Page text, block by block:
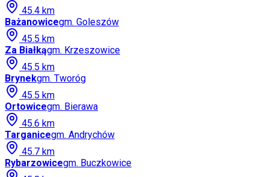
45.4 km
Bażanowicegm. Goleszów
45.5 km
Za Białkągm. Krzeszowice
45.5 km
Brynekgm. Tworóg
45.5 km
Ortowicegm. Bierawa
45.6 km
Targanicegm. Andrychów
45.7 km
Rybarzowicegm. Buczkowice